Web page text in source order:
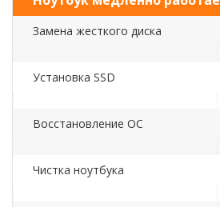
Замена жесткого диска
Установка SSD
Восстановление ОС
Чистка ноутбука